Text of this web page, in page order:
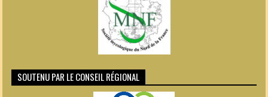
SOUTENU PAR LE CONSEIL RÉGIONAL